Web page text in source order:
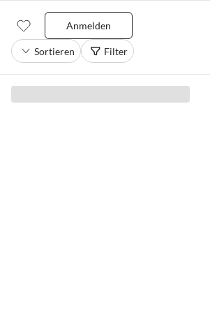
Anmelden
Sortieren Filter